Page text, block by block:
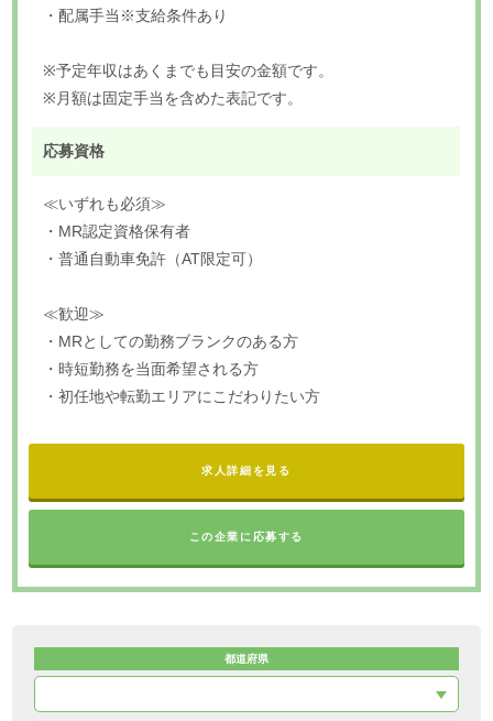
・配属手当※支給条件あり
※予定年収はあくまでも目安の金額です。
※月額は固定手当を含めた表記です。
応募資格
≪いずれも必須≫
・MR認定資格保有者
・普通自動車免許（AT限定可）
≪歓迎≫
・MRとしての勤務ブランクのある方
・時短勤務を当面希望される方
・初任地や転勤エリアにこだわりたい方
求人詳細を見る
この企業に応募する
都道府県